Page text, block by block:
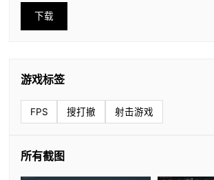
下载
游戏标签
FPS 搜打撤 射击游戏
所有截图